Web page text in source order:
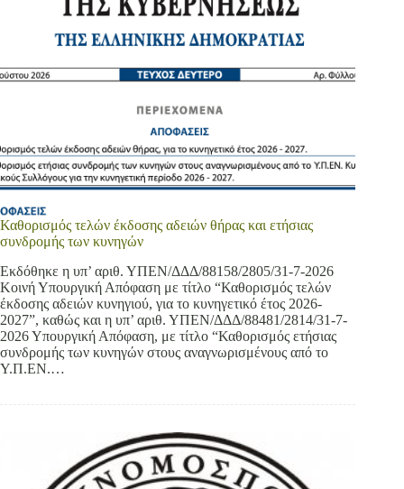
Καθορισμός τελών έκδοσης αδειών θήρας και ετήσιας
συνδρομής των κυνηγών
Εκδόθηκε η υπ’ αριθ. ΥΠΕΝ/ΔΔΔ/88158/2805/31-7-2026
Κοινή Υπουργική Απόφαση με τίτλο “Καθορισμός τελών
έκδοσης αδειών κυνηγιού, για το κυνηγετικό έτος 2026-
2027”, καθώς και η υπ’ αριθ. ΥΠΕΝ/ΔΔΔ/88481/2814/31-7-
2026 Υπουργική Απόφαση, με τίτλο “Καθορισμός ετήσιας
συνδρομής των κυνηγών στους αναγνωρισμένους από το
Υ.Π.ΕΝ.…